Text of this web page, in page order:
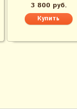
3 800 руб.